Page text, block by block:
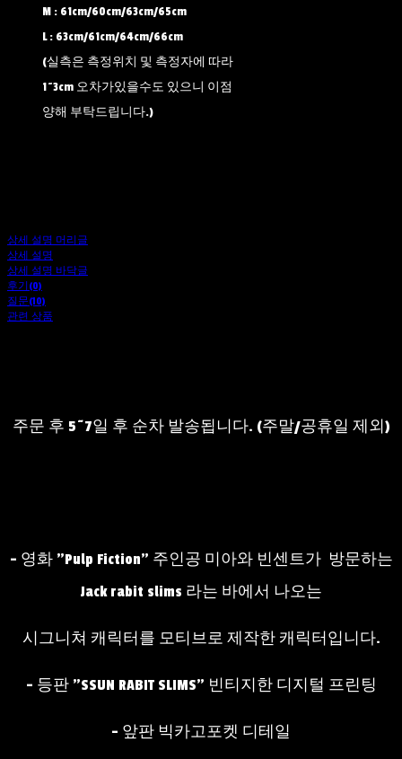
M : 61cm/60cm/63cm/65cm
L : 63cm/61cm/64cm/66cm
(실측은 측정위치 및 측정자에 따라
1~3cm 오차가있을수도 있으니 이점
양해 부탁드립니다.)
상세 설명 머리글
상세 설명
상세 설명 바닥글
후기(0)
질문(10)
관련 상품
주문 후 5~7일 후 순차 발송됩니다. (주말/공휴일 제외)
- 영화 "Pulp Fiction" 주인공 미아와 빈센트가 방문하는
Jack rabit slims 라는 바에서 나오는
시그니쳐 캐릭터를 모티브로 제작한 캐릭터입니다.
- 등판 "SSUN RABIT SLIMS" 빈티지한 디지털 프린팅
- 앞판 빅카고포켓 디테일